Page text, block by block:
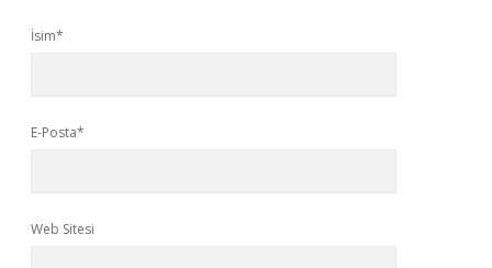
İsim*
E-Posta*
Web Sitesi